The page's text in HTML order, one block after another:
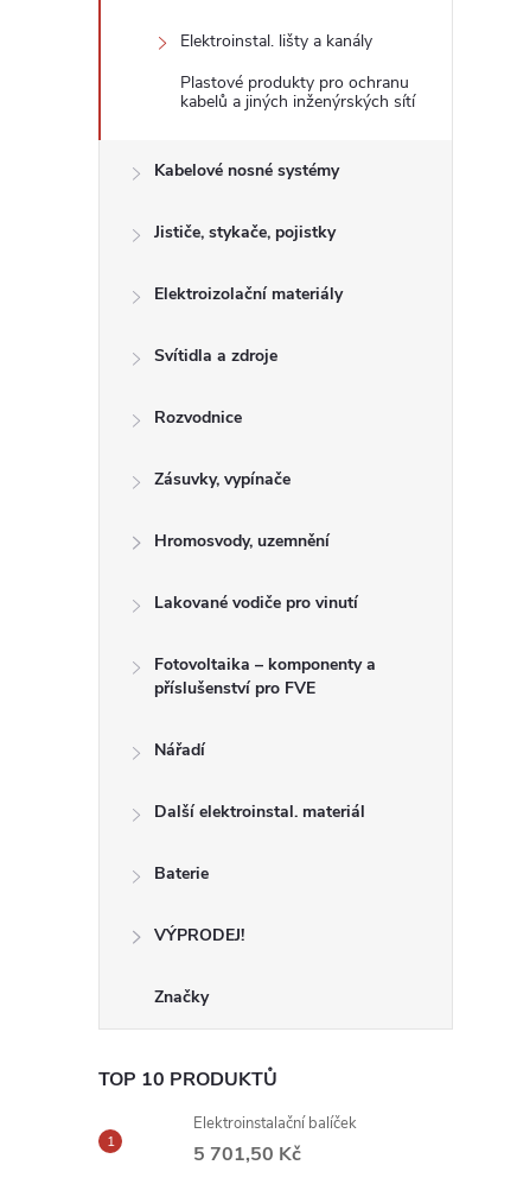
í
Elektroinstal. lišty a kanály
Plastové produkty pro ochranu
kabelů a jiných inženýrských sítí
Kabelové nosné systémy
Jističe, stykače, pojistky
Elektroizolační materiály
Svítidla a zdroje
Rozvodnice
Zásuvky, vypínače
Hromosvody, uzemnění
Lakované vodiče pro vinutí
Fotovoltaika – komponenty a
příslušenství pro FVE
Nářadí
Další elektroinstal. materiál
Baterie
VÝPRODEJ!
Značky
TOP 10 PRODUKTŮ
Elektroinstalační balíček
5 701,50 Kč